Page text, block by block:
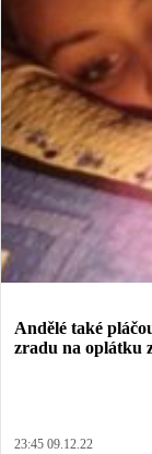
Andělé také
zradu na oplátku
23:45 09.12.22